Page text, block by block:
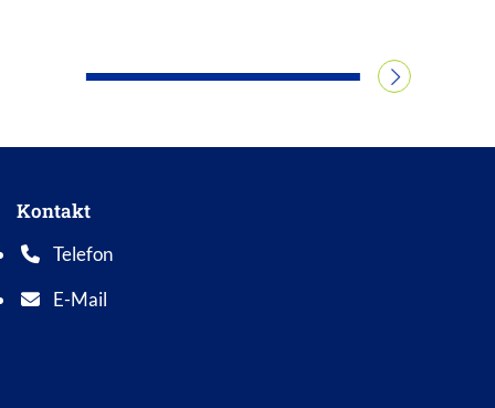
WEITERLESEN
Kontakt
Telefon
Telefonnummer: 0 5 6 2 1 7 0 1 0
E-Mail
E-Mail Adresse: info@bad-wildungen.de